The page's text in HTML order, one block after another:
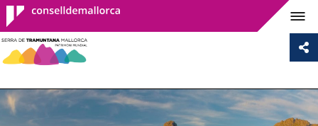
Consell de
Mallorca